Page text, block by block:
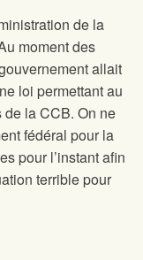
de la
moment des
allait
loi permettant au
la CCB. On ne
fédéral pour la
pour l’instant afin
terrible pour